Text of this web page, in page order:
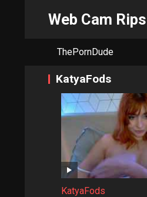
Web Cam Rips
ThePornDude
KatyaFods
KatyaFods